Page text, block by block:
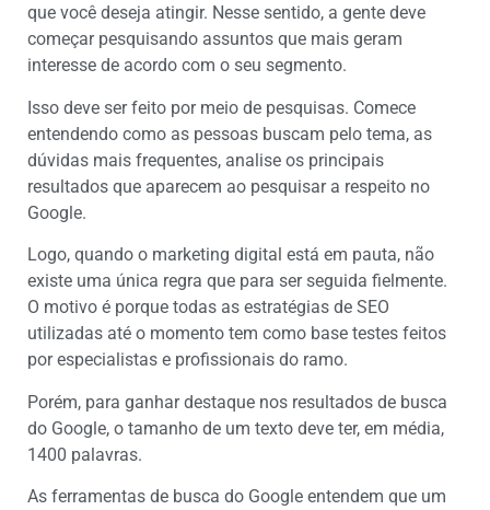
que você deseja atingir. Nesse sentido, a gente deve
começar pesquisando assuntos que mais geram
interesse de acordo com o seu segmento.
Isso deve ser feito por meio de pesquisas. Comece
entendendo como as pessoas buscam pelo tema, as
dúvidas mais frequentes, analise os principais
resultados que aparecem ao pesquisar a respeito no
Google.
Logo, quando o marketing digital está em pauta, não
existe uma única regra que para ser seguida fielmente.
O motivo é porque todas as estratégias de SEO
utilizadas até o momento tem como base testes feitos
por especialistas e profissionais do ramo.
Porém, para ganhar destaque nos resultados de busca
do Google, o tamanho de um texto deve ter, em média,
1400 palavras.
As ferramentas de busca do Google entendem que um